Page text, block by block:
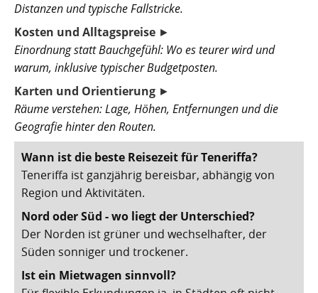
Distanzen und typische Fallstricke.
Kosten und Alltagspreise ►
Einordnung statt Bauchgefühl: Wo es teurer wird und
warum, inklusive typischer Budgetposten.
Karten und Orientierung ►
Räume verstehen: Lage, Höhen, Entfernungen und die
Geografie hinter den Routen.
Wann ist die beste Reisezeit für Teneriffa?
Teneriffa ist ganzjährig bereisbar, abhängig von
Region und Aktivitäten.
Nord oder Süd - wo liegt der Unterschied?
Der Norden ist grüner und wechselhafter, der
Süden sonniger und trockener.
Ist ein Mietwagen sinnvoll?